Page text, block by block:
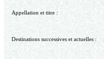
Appellation et titre :
Destinations successives et actuelles :